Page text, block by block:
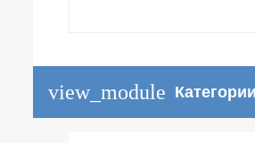
view_module